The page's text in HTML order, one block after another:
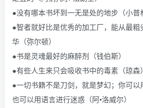
●没有哪本书坏到一无是处的地步（小普
●智者就好比是优秀的加工厂，能从最
华（弥尔顿）
●书是灵魂最好的麻醉剂（钱伯斯）
●有些人生来只会吸收书中的毒素（琼森）
●一切书籍不是刀剑，就是梦幻；你可以
也可以用语言进行迷惑（阿•洛威尔）